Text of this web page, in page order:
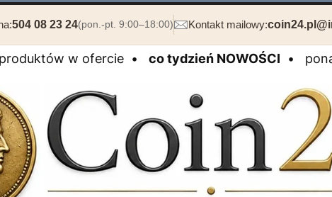
504 08 23 24(pon.-pt. 9:00–18:00) Kontakt mailowy:
w ofercie • co tydzień NOWOŚCI •